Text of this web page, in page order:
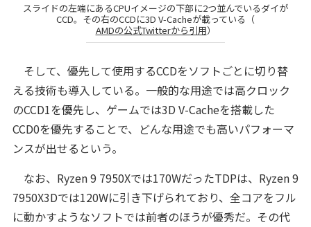
スライドの左端にあるCPUイメージの下部に2つ並んでいるダイが
CCD。その右のCCDに3D V-Cacheが載っている（
AMDの公式Twitterから引用）
そして、優先して使用するCCDをソフトごとに切り替
える技術も導入している。一般的な用途では高クロック
のCCD1を優先し、ゲームでは3D V-Cacheを搭載した
CCD0を優先することで、どんな用途でも高いパフォーマ
ンスが出せるという。
なお、Ryzen 9 7950Xでは170WだったTDPは、Ryzen 9
7950X3Dでは120Wに引き下げられており、全コアをフル
に動かすようなソフトでは前者のほうが優秀だ。その代